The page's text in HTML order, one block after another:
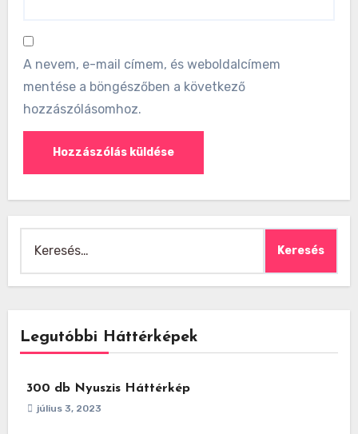
A nevem, e-mail címem, és weboldalcímem
mentése a böngészőben a következő
hozzászólásomhoz.
Legutóbbi Háttérképek
300 db Nyuszis Háttérkép
július 3, 2023